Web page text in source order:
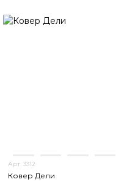
Арт. 3312
Ковер Дели